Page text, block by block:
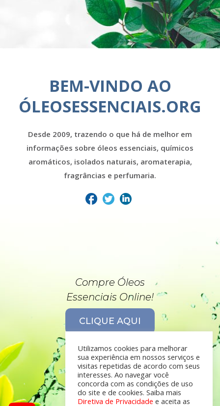
BEM-VINDO AO
ÓLEOSESSENCIAIS.ORG
Desde 2009, trazendo o que há de melhor em
informações sobre óleos essenciais, químicos
aromáticos, isolados naturais, aromaterapia,
fragrâncias e perfumaria.
Compre Óleos
Essenciais Online!
CLIQUE AQUI
Utilizamos cookies para melhorar
sua experiência em nossos serviços e
visitas repetidas de acordo com seus
interesses. Ao navegar você
concorda com as condições de uso
do site e de cookies. Saiba mais
Diretiva de Privacidade e aceita as